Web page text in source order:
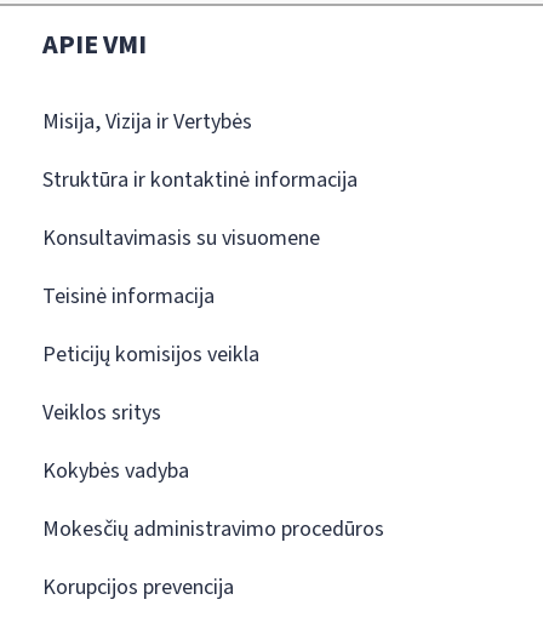
APIE VMI
Misija, Vizija ir Vertybės
Struktūra ir kontaktinė informacija
Konsultavimasis su visuomene
Teisinė informacija
Peticijų komisijos veikla
Veiklos sritys
Kokybės vadyba
Mokesčių administravimo procedūros
Korupcijos prevencija